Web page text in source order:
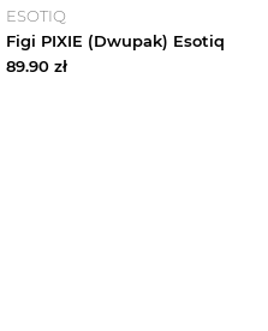
ESOTIQ
Figi PIXIE (Dwupak) Esotiq
89.90 zł